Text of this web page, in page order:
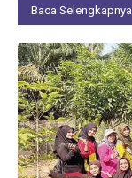
Baca Selengkapnya